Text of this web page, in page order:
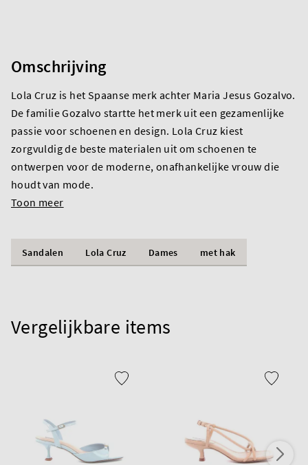
Omschrijving
Lola Cruz is het Spaanse merk achter Maria Jesus Gozalvo.
De familie Gozalvo startte het merk uit een gezamenlijke
passie voor schoenen en design. Lola Cruz kiest
zorgvuldig de beste materialen uit om schoenen te
ontwerpen voor de moderne, onafhankelijke vrouw die
houdt van mode.
Toon meer
Sandalen Lola Cruz Dames met hak
Vergelijkbare items